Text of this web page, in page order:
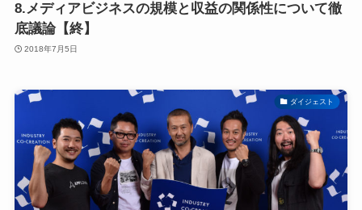
8.メディアビジネスの規模と収益の関係性について徹
底議論【終】
2018年7月5日
ダイジェスト